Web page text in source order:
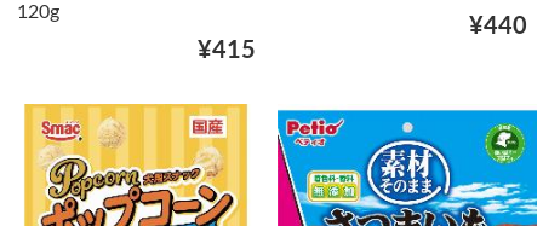
120g
¥415
¥440